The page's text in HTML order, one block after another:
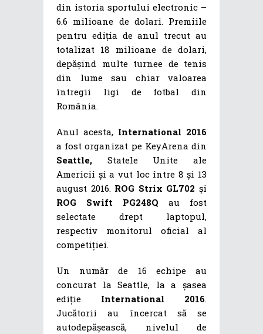
din istoria sportului electronic –
6.6 milioane de dolari. Premiile
pentru ediția de anul trecut au
totalizat 18 milioane de dolari,
depășind multe turnee de tenis
din lume sau chiar valoarea
întregii ligi de fotbal din
România.
Anul acesta, International 2016
a fost organizat pe KeyArena din
Seattle, Statele Unite ale
Americii și a vut loc între 8 și 13
august 2016. ROG Strix GL702 și
ROG Swift PG248Q au fost
selectate drept laptopul,
respectiv monitorul oficial al
competiției.
Un număr de 16 echipe au
concurat la Seattle, la a șasea
ediție International 2016.
Jucătorii au încercat să se
autodepășească, nivelul de